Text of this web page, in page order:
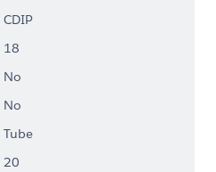
CDIP
18
No
No
Tube
20